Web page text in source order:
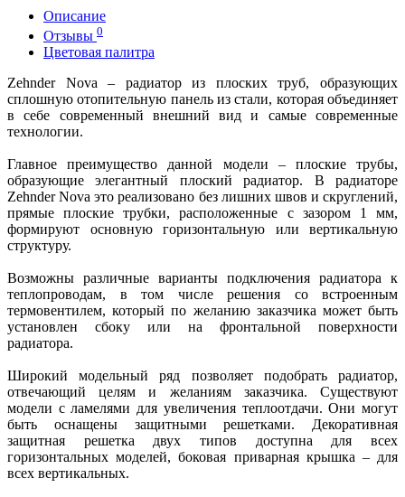
Описание
Отзывы 0
Цветовая палитра
Zehnder Nova – радиатор из плоских труб, образующих
сплошную отопительную панель из стали, которая объединяет
в себе современный внешний вид и самые современные
технологии.
Главное преимущество данной модели – плоские трубы,
образующие элегантный плоский радиатор. В радиаторе
Zehnder Nova это реализовано без лишних швов и скруглений,
прямые плоские трубки, расположенные с зазором 1 мм,
формируют основную горизонтальную или вертикальную
структуру.
Возможны различные варианты подключения радиатора к
теплопроводам, в том числе решения со встроенным
термовентилем, который по желанию заказчика может быть
установлен сбоку или на фронтальной поверхности
радиатора.
Широкий модельный ряд позволяет подобрать радиатор,
отвечающий целям и желаниям заказчика. Существуют
модели с ламелями для увеличения теплоотдачи. Они могут
быть оснащены защитными решетками. Декоративная
защитная решетка двух типов доступна для всех
горизонтальных моделей, боковая приварная крышка – для
всех вертикальных.